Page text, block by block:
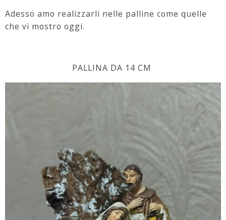
Adesso amo realizzarli nelle palline come quelle
che vi mostro oggi.
PALLINA DA 14 CM